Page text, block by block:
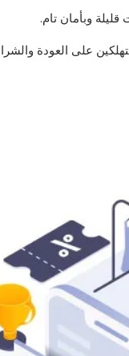
وبأمان تام.
على العودة